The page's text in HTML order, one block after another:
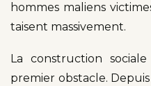
hommes maliens
taisent massivement.
La construction
premier obstacle.